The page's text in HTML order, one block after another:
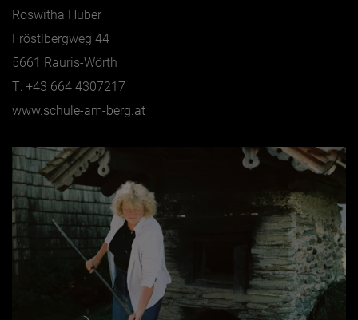
Roswitha Huber
Fröstlbergweg 44
5661 Rauris-Wörth
T: +43 664 4307217
www.schule-am-berg.at